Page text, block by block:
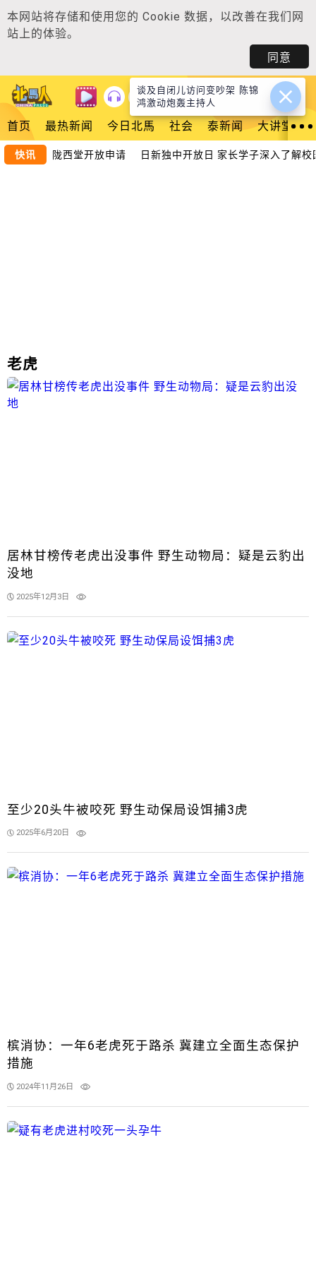
本网站将存储和使用您的 Cookie 数据，以改善在我们网
站上的体验。
同意
登入
首页 最热新闻 今日北馬 社会 泰新闻 大讲堂
快讯
奖励金 陇西堂开放申请 日新独中开放日 家长学子深入了解校
老虎
居林甘榜传老虎出没事件 野生动物局：疑是云豹出
没地
2025年12月3日
至少20头牛被咬死 野生动保局设饵捕3虎
2025年6月20日
槟消协：一年6老虎死于路杀 冀建立全面生态保护
措施
2024年11月26日
谈及自闭儿访问变吵架 陈锦
鸿激动炮轰主持人